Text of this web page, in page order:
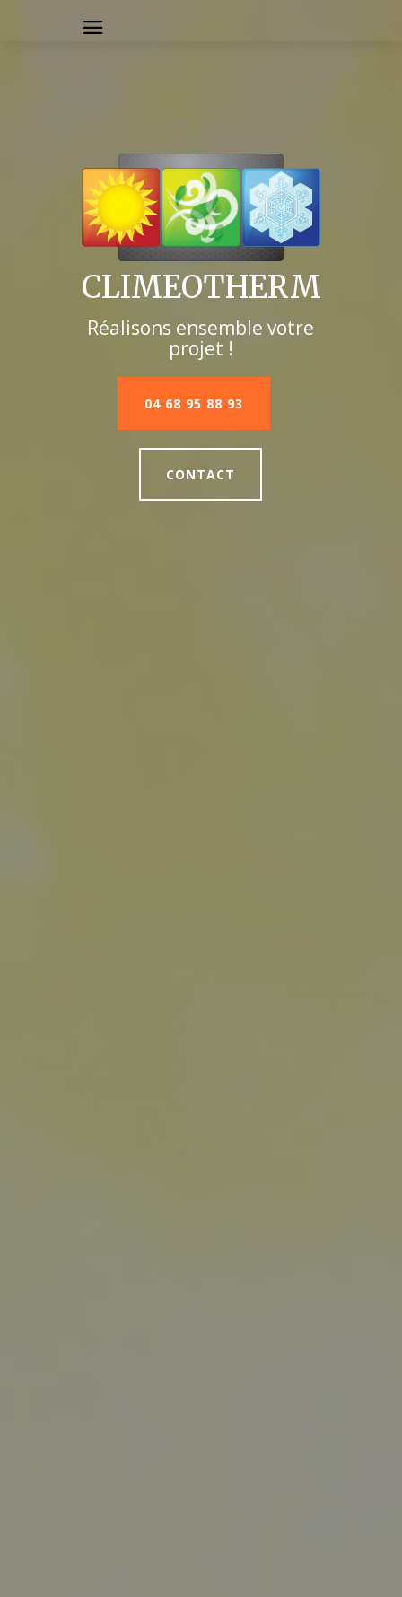
CLIMEOTHERM
Réalisons ensemble votre
projet !
04 68 95 88 93
CONTACT